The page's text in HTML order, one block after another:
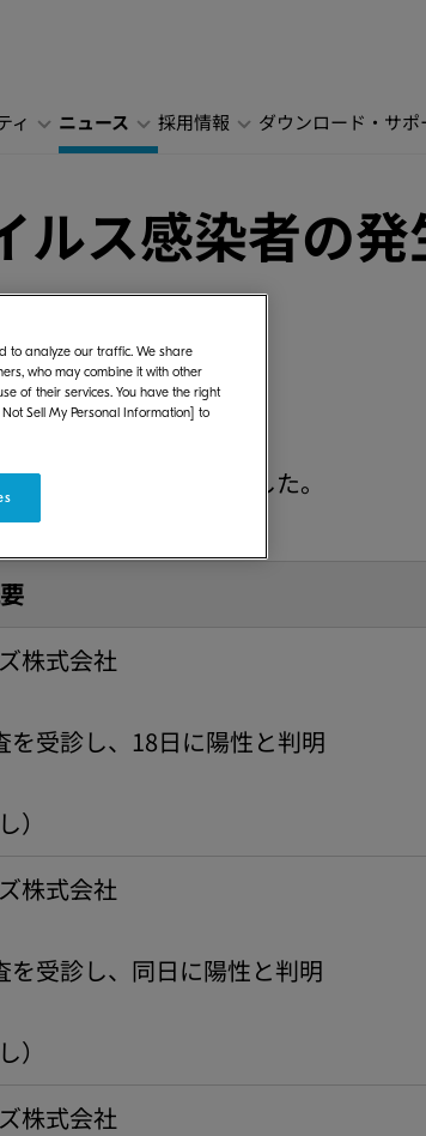
ィ ニュース 採用情報 ダウンロード・サポ
ルス感染者の発
ことが判明いたしました。
株式会社
受診し、18日に陽性と判明
株式会社
受診し、同日に陽性と判明
株式会社
to analyze our traffic. We share
who may combine it with other
of their services. You have the right
Sell My Personal Information] to